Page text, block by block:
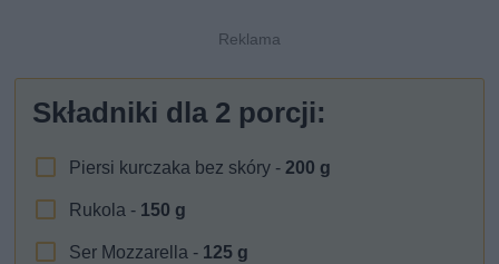
Składniki dla 2 porcji:
Piersi kurczaka bez skóry -200 g
Rukola - 150 g
Ser Mozzarella - 125 g